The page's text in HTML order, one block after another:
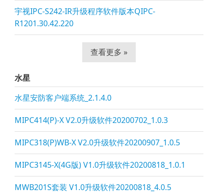
宇视IPC-S242-IR升级程序软件版本QIPC-
R1201.30.42.220
查看更多 »
水星
水星安防客户端系统_2.1.4.0
MIPC414(P)-X V2.0升级软件20200702_1.0.3
MIPC318(P)WB-X V2.0升级软件20200907_1.0.5
MIPC3145-X(4G版) V1.0升级软件20200818_1.0.1
MWB201S套装 V1.0升级软件20200818_4.0.5